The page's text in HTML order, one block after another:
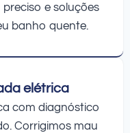
e soluções
banho quente.
elétrica
com diagnóstico
Corrigimos mau